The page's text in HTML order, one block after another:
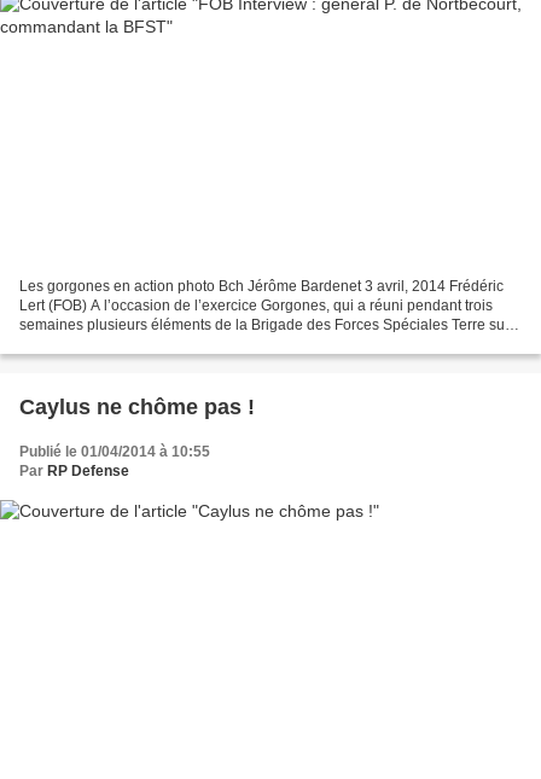
Les gorgones en action photo Bch Jérôme Bardenet 3 avril, 2014 Frédéric
Lert (FOB) A l’occasion de l’exercice Gorgones, qui a réuni pendant trois
semaines plusieurs éléments de la Brigade des Forces Spéciales Terre sur
Caylus ne chôme pas !
Publié le 01/04/2014 à 10:55
Par RP Defense